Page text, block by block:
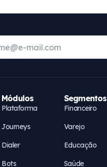
Módulos
Plataforma
Journeys
Dialer
Bots
Segmentos
Financeiro
Varejo
Educação
Saúde